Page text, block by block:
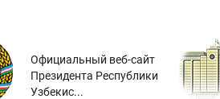
Официальный веб-сайт
Президента Республики
Узбекис...